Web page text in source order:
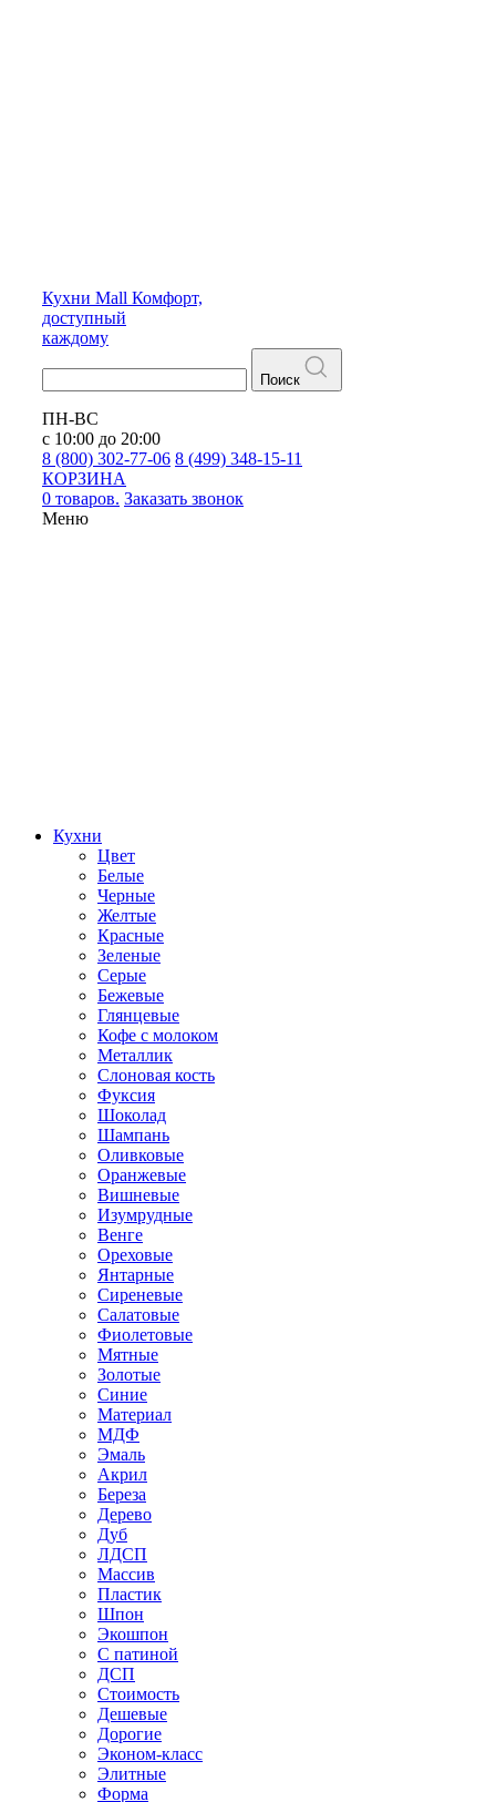
Кухни Mall Комфорт,
доступный
каждому
Поиск
ПН-ВС
с 10:00 до 20:00
8 (800) 302-77-06 8 (499) 348-15-11
КОРЗИНА
0 товаров. Заказать звонок
Меню
Кухни
Цвет
Белые
Черные
Желтые
Красные
Зеленые
Серые
Бежевые
Глянцевые
Кофе с молоком
Металлик
Слоновая кость
Фуксия
Шоколад
Шампань
Оливковые
Оранжевые
Вишневые
Изумрудные
Венге
Ореховые
Янтарные
Сиреневые
Салатовые
Фиолетовые
Мятные
Золотые
Синие
Материал
МДФ
Эмаль
Акрил
Береза
Дерево
Дуб
ЛДСП
Массив
Пластик
Шпон
Экошпон
С патиной
ДСП
Стоимость
Дешевые
Дорогие
Эконом-класс
Элитные
Форма